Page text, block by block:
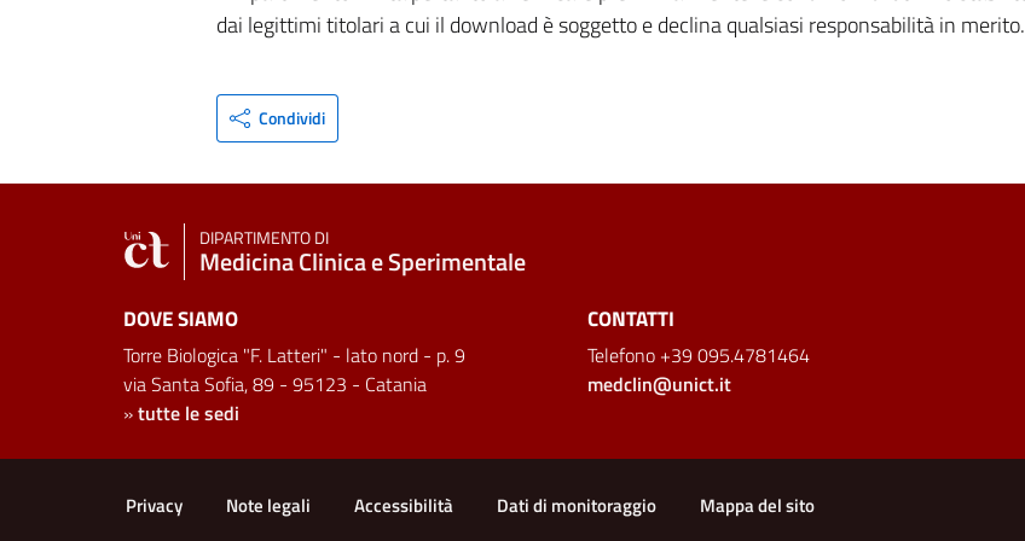
dai legittimi titolari a cui il download è soggetto e declina qualsiasi responsabilità in merito.
Condividi
DIPARTIMENTO DI
Medicina Clinica e Sperimentale
DOVE SIAMO
Torre Biologica "F. Latteri" - lato nord - p. 9
via Santa Sofia, 89 - 95123 - Catania
»tutte le sedi
CONTATTI
Telefono +39 095.4781464
medclin@unict.it
Privacy Note legali Accessibilità Dati di monitoraggio Mappa del sito